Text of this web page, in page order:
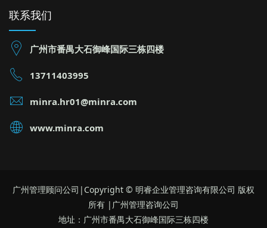
联系我们
广州市番禺大石御峰国际三栋四楼
13711403995
minra.hr01@minra.com
www.minra.com
广州管理顾问公司|Copyright © 明睿企业管理咨询有限公司 版权
所有 |广州管理咨询公司
地址：广州市番禺大石御峰国际三栋四楼